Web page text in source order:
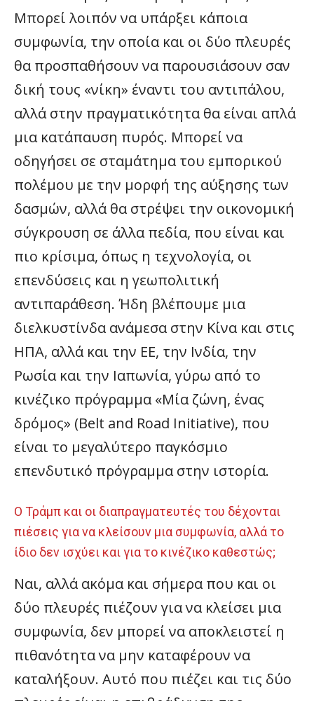
Μπορεί λοιπόν να υπάρξει κάποια
συμφωνία, την οποία και οι δύο πλευρές
θα προσπαθήσουν να παρουσιάσουν σαν
δική τους «νίκη» έναντι του αντιπάλου,
αλλά στην πραγματικότητα θα είναι απλά
μια κατάπαυση πυρός. Μπορεί να
οδηγήσει σε σταμάτημα του εμπορικού
πολέμου με την μορφή της αύξησης των
δασμών, αλλά θα στρέψει την οικονομική
σύγκρουση σε άλλα πεδία, που είναι και
πιο κρίσιμα, όπως η τεχνολογία, οι
επενδύσεις και η γεωπολιτική
αντιπαράθεση. Ήδη βλέπουμε μια
διελκυστίνδα ανάμεσα στην Κίνα και στις
ΗΠΑ, αλλά και την ΕΕ, την Ινδία, την
Ρωσία και την Ιαπωνία, γύρω από το
κινέζικο πρόγραμμα «Μία ζώνη, ένας
δρόμος» (Belt and Road Initiative), που
είναι το μεγαλύτερο παγκόσμιο
επενδυτικό πρόγραμμα στην ιστορία.
Ο Τράμπ και οι διαπραγματευτές του δέχονται
πιέσεις για να κλείσουν μια συμφωνία, αλλά το
ίδιο δεν ισχύει και για το κινέζικο καθεστώς;
Ναι, αλλά ακόμα και σήμερα που και οι
δύο πλευρές πιέζουν για να κλείσει μια
συμφωνία, δεν μπορεί να αποκλειστεί η
πιθανότητα να μην καταφέρουν να
καταλήξουν. Αυτό που πιέζει και τις δύο